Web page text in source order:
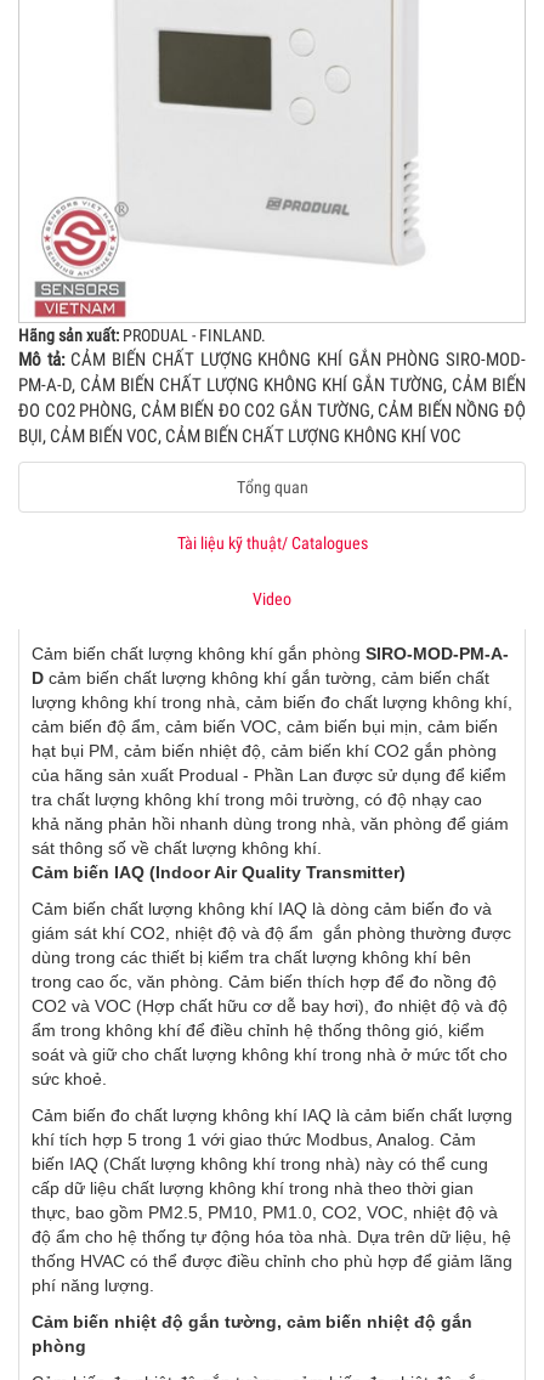
Hãng sản xuất: PRODUAL - FINLAND.
Mô tả:CẢM BIẾN CHẤT LƯỢNG KHÔNG KHÍ GẮN PHÒNG SIRO-MOD-
PM-A-D, CẢM BIẾN CHẤT LƯỢNG KHÔNG KHÍ GẮN TƯỜNG, CẢM BIẾN
ĐO CO2 PHÒNG, CẢM BIẾN ĐO CO2 GẮN TƯỜNG, CẢM BIẾN NỒNG ĐỘ
BỤI, CẢM BIẾN VOC, CẢM BIẾN CHẤT LƯỢNG KHÔNG KHÍ VOC
Tổng quan
Tài liệu kỹ thuật/ Catalogues
Video
Cảm biến chất lượng không khí gắn phòng SIRO-MOD-PM-A-
D cảm biến chất lượng không khí gắn tường, cảm biến chất
lượng không khí trong nhà, cảm biến đo chất lượng không khí,
cảm biến độ ẩm, cảm biến VOC, cảm biến bụi mịn, cảm biến
hạt bụi PM, cảm biến nhiệt độ, cảm biến khí CO2 gắn phòng
của hãng sản xuất Produal - Phần Lan được sử dụng để kiểm
tra chất lượng không khí trong môi trường, có độ nhạy cao
khả năng phản hồi nhanh dùng trong nhà, văn phòng để giám
sát thông số về chất lượng không khí.
Cảm biến IAQ (Indoor Air Quality Transmitter)
Cảm biến chất lượng không khí IAQ là dòng cảm biến đo và
giám sát khí ​CO2, nhiệt độ và độ ẩm gắn phòng thường được
dùng trong các thiết bị kiểm tra chất lượng không khí bên
trong cao ốc, văn phòng. Cảm biến thích hợp để đo nồng độ
CO2 và VOC (Hợp chất hữu cơ dễ bay hơi), đo nhiệt độ và độ
ẩm trong không khí để điều chỉnh hệ thống thông gió, kiểm
soát và giữ cho chất lượng không khí trong nhà ở mức tốt cho
sức khoẻ.
Cảm biến đo chất lượng không khí IAQ là cảm biến chất lượng
khí tích hợp 5 trong 1 với giao thức Modbus, Analog. Cảm
biến IAQ (Chất lượng không khí trong nhà) này có thể cung
cấp dữ liệu chất lượng không khí trong nhà theo thời gian
thực, bao gồm PM2.5, PM10, PM1.0, CO2, VOC, nhiệt độ và
độ ẩm cho hệ thống tự động hóa tòa nhà. Dựa trên dữ liệu, hệ
thống HVAC có thể được điều chỉnh cho phù hợp để giảm lãng
phí năng lượng.
Cảm biến nhiệt độ gắn tường, cảm biến nhiệt độ gắn
phòng